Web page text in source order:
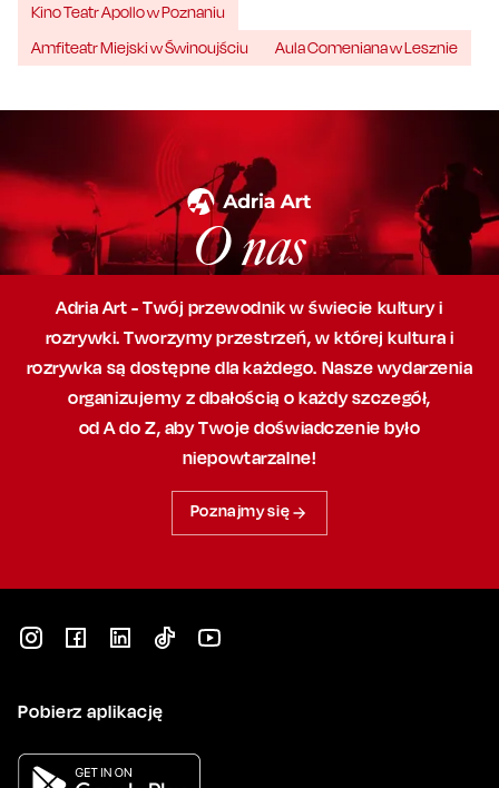
Kino Teatr Apollo w Poznaniu
Amfiteatr Miejski w Świnoujściu
Aula Comeniana w Lesznie
O nas
Adria Art - Twój przewodnik w świecie kultury i
rozrywki. Tworzymy przestrzeń,w której kultura i
rozrywka są dostępne dla każdego. Nasze wydarzenia
organizujemy z dbałością o każdy szczegół,
od A do Z, abyTwoje doświadczenie było
niepowtarzalne!
Poznajmy się
Pobierz aplikację